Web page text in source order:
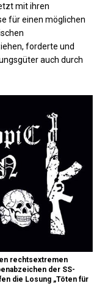
mit ihren
für einen möglichen
forderte und
auch durch
rechtsextremen
der SS-
die Losung „Töten für